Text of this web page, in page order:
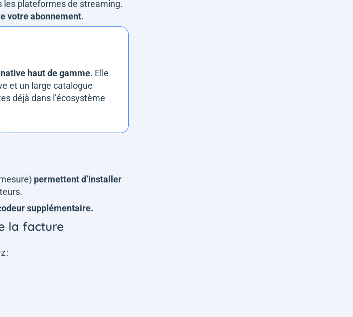
les plateformes de streaming.
votre abonnement.
haut de gamme. Elle
et un large catalogue
déjà dans l’écosystème
permettent d’installer
supplémentaire.
la facture
: